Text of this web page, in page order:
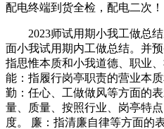
配电终端到货全检，配电二次！
2023师试用期小我工做总结
面小我试用期内工做总结。并
指思惟本质和小我道德、职业
能：指履行岗亭职责的营业本
勤：任心、工做做风等方面的
量、质量、按照行业、岗亭特
度。 廉：指清廉自律等方面的表